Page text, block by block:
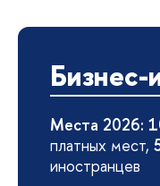
Места 2026:
платных мест,
иностранцев